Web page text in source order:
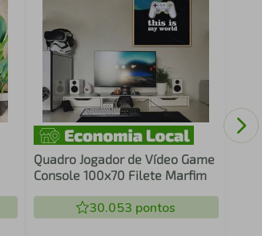
Quadro Jogador de Vídeo Game
Console 100x70 Filete Marfim
30.053 pontos